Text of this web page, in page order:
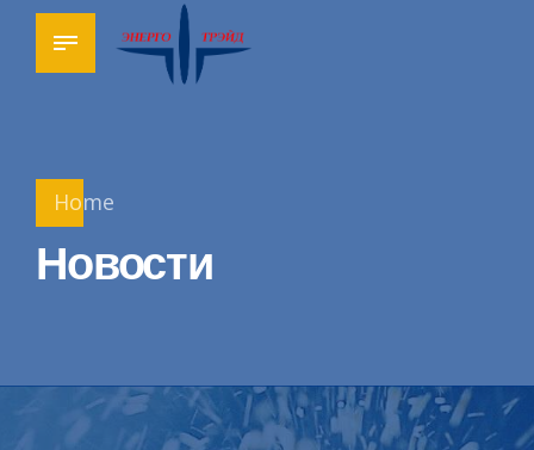
Home
Новости